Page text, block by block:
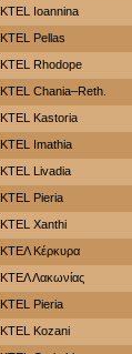
KTEL Ioannina
KTEL Pellas
KTEL Rhodope
KTEL Chania–Reth.
KTEL Kastoria
KTEL Imathia
KTEL Livadia
KTEL Pieria
KTEL Xanthi
ΚΤΕΛ Κέρκυρα
ΚΤΕΛ Λακωνίας
KTEL Pieria
ΚΤΕL Kozani